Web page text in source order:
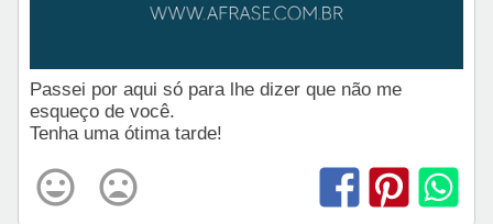
Passei por aqui só para lhe dizer que não me
esqueço de você.
Tenha uma ótima tarde!